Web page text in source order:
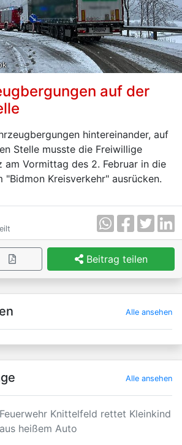
auf der
hintereinander, auf
Stelle musste die Freiwillige
am Vormittag des 2. Februar in die
"Bidmon Kreisverkehr" ausrücken.
Beitrag teilen
Alle ansehen
Alle ansehen
Feuerwehr Knittelfeld rettet Kleinkind
aus heißem Auto